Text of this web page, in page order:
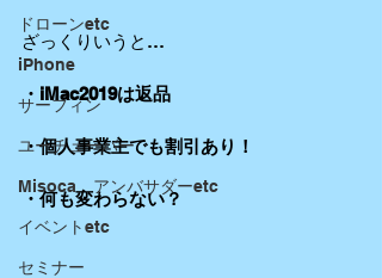
ドローンetc
iPhone
サーフィン
ユーチューバー
Misoca アンバサダーetc
イベントetc
セミナー
ざっくりいうと…
・iMac2019は返品
・個人事業主でも割引あり！
・何も変わらない？